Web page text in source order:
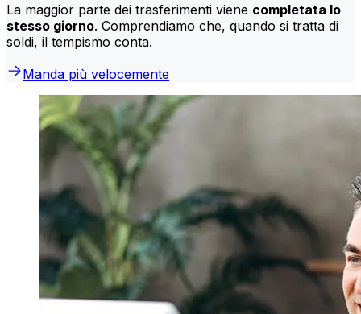
La maggior parte dei trasferimenti viene completata lo
stesso giorno. Comprendiamo che, quando si tratta di
soldi, il tempismo conta.
Manda più velocemente